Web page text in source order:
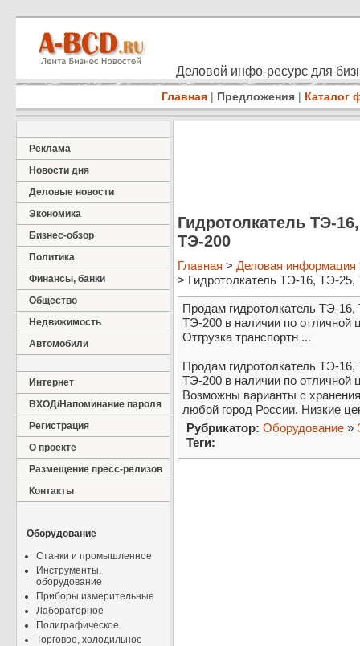
Деловой инфо-ресурс для
Главная | Предложения | Каталог
Реклама
Новости дня
Деловые новости
Экономика
Бизнес-обзор
Политика
Финансы, банки
Общество
Недвижимость
Автомобили
Интернет
ВХОД/Напоминание пароля
Регистрация
О проекте
Размещение пресс-релизов
Контакты
Оборудование
Станки и промышленное
Инструменты,
оборудование
Приборы измерительные
Лабораторное
Полиграфическое
Торговое, холодильное
Гидротолкатель ТЭ-
ТЭ-200
Главная > Деловая информация
> Гидротолкатель ТЭ-16, ТЭ-
Продам гидротолкатель ТЭ-
ТЭ-200 в наличии по отличной
Отгрузка транспортн ...
Продам гидротолкатель ТЭ-
ТЭ-200 в наличии по отличной
Возможны варианты с
любой город России. Низкие
Рубрикатор: Оборудование »
Теги: